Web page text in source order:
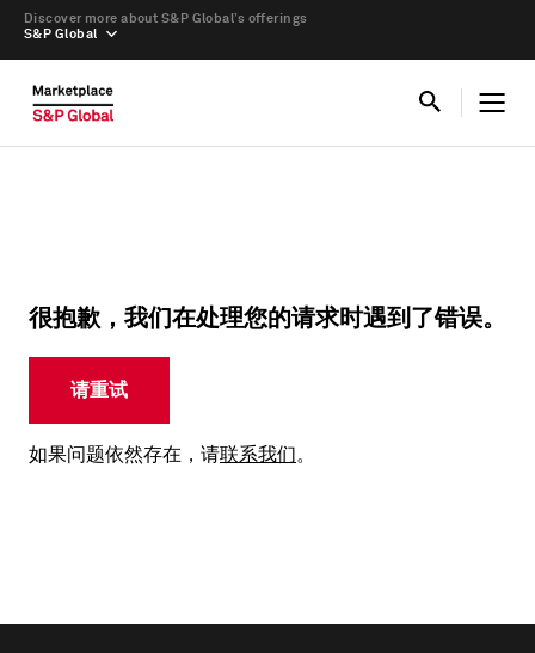
S&P Global
Discover more about S&P Global’s offerings
很抱歉，我们在处理您的请求时遇到了错误。
请重试
如果问题依然存在，请联系我们。